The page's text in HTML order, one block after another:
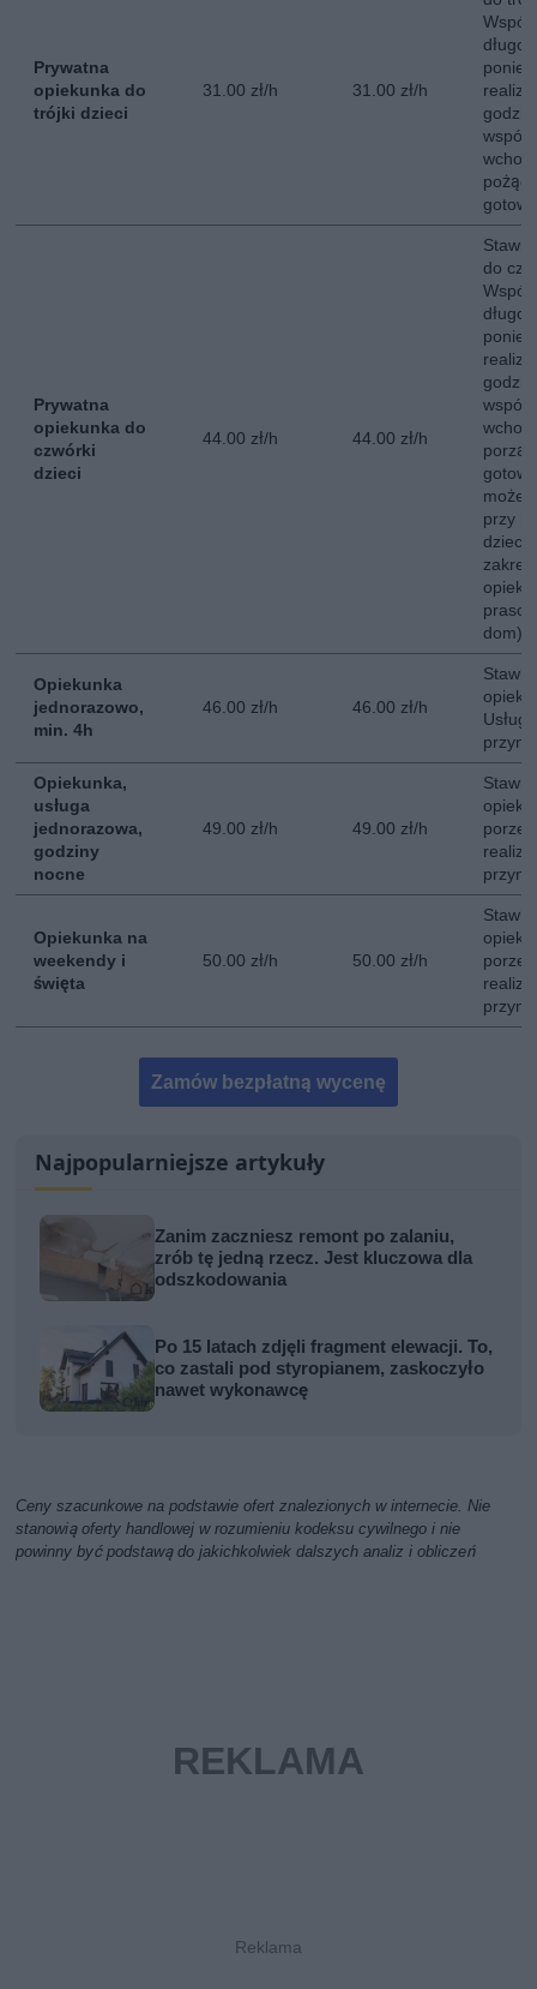
Prywatna
opiekunka do
trójki dzieci
31.00 zł/h 31.00 zł/h
Prywatna
opiekunka do
czwórki
dzieci
44.00 zł/h 44.00 zł/h
do
może
przy
dzieci,
dom).
Opiekunka
jednorazowo,
min. 4h
46.00 zł/h 46.00 zł/h
opieki
Opiekunka,
usługa
jednorazowa,
godziny
nocne
49.00 zł/h 49.00 zł/h
opieki
porze
Opiekunka na
weekendy i
święta
50.00 zł/h 50.00 zł/h
opieki
porze
Zamów bezpłatną wycenę
Najpopularniejsze artykuły
Zanim zaczniesz remont po zalaniu,
zrób tę jedną rzecz. Jest kluczowa dla
odszkodowania
Po 15 latach zdjęli fragment elewacji. To,
co zastali pod styropianem, zaskoczyło
nawet wykonawcę
Ceny szacunkowe na podstawie ofert znalezionych w internecie. Nie
stanowią oferty handlowej w rozumieniu kodeksu cywilnego i nie
powinny być podstawą do jakichkolwiek dalszych analiz i obliczeń